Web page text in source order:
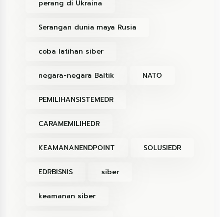
perang di Ukraina
Serangan dunia maya Rusia
coba latihan siber
negara-negara Baltik NATO
PEMILIHANSISTEMEDR
CARAMEMILIHEDR
KEAMANANENDPOINT SOLUSIEDR
EDRBISNIS siber
keamanan siber